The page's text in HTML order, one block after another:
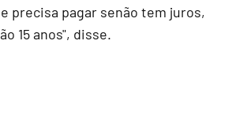
precisa pagar senão tem juros,
15 anos", disse.